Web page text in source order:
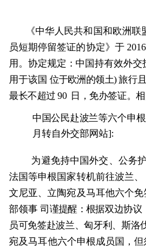
《中华人民共和国和欧洲
员短期停留签证的协定》于 20
用 。协定规定：中国持有效外交
用于该国 位于欧洲的领土) 旅行
最长不超过90 日，免办签证。
中国公民赴波兰等六个申
月转自外交部网站]:
为避免持中国外交、公务
法国等申根国家转机前往波兰、
文尼亚、立陶宛及马耳他六个
部领事 司谨提醒：根据双边协议
员可免签赴波兰、匈牙利、斯洛
宛及马耳他六个申根成员国，但